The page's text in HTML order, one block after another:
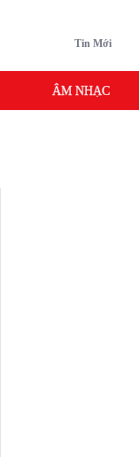
Tin Mới
ÂM NHẠC